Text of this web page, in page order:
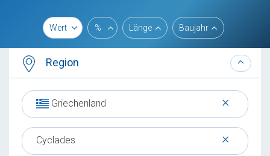
Wert % Länge Baujahr
Region
×
Griechenland
×
Cyclades